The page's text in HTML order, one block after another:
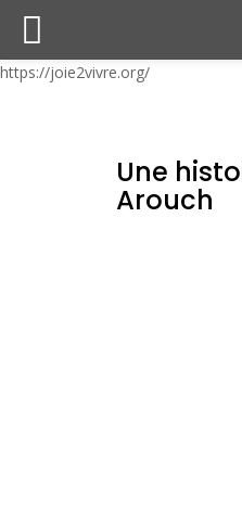
https://joie2vivre.org/
Une
Arouch